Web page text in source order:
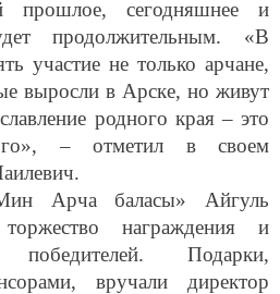
прошлое, сегодняшнее и
продолжительным. «В
участие не только арчане,
выросли в Арске, но живут
родного края – это
– отметил в своем
Арча баласы» Айгуль
награждения и
Подарки,
вручали директор